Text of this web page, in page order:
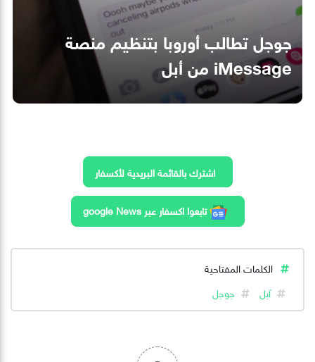
جوجل تطالب أوروبا بتنظيم منصة
iMessage من أبل
اشترك بالقائمة البريدية لأكسفار
تابعوا اكسفار عبر google News
الكلمات المفتاحية
آبل
جوجل